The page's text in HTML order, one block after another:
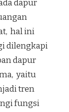
dapur
hal ini
dilengkapi
dapur
yaitu
tren
fungsi